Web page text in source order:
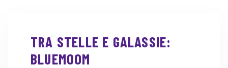
TRA STELLE E GALASSIE:
BLUEMOOM